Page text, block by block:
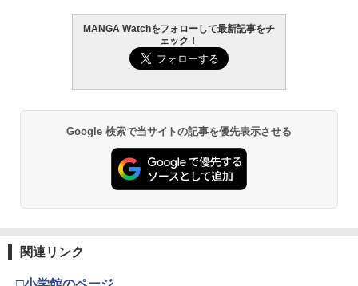
MANGA Watchをフォローして最新記事をチ
ェック！
Google 検索で当サイトの記事を優先表示させる
関連リンク